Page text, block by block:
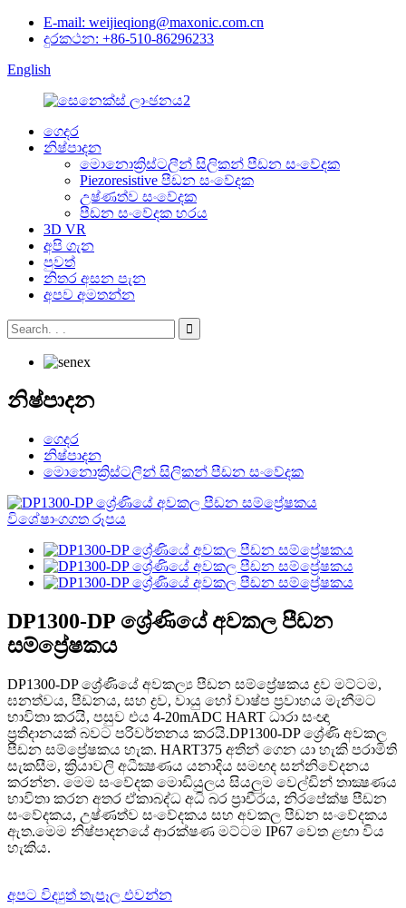
E-mail: weijieqiong@maxonic.com.cn
දුරකථන: +86-510-86296233
English
ගෙදර
නිෂ්පාදන
මොනොක්‍රිස්ටලීන් සිලිකන් පීඩන සංවේදක
Piezoresistive පීඩන සංවේදක
උෂ්ණත්ව සංවේදක
පීඩන සංවේදක හරය
3D VR
අපි ගැන
පුවත්
නිතර අසන පැන
අපව අමතන්න
නිෂ්පාදන
ගෙදර
නිෂ්පාදන
මොනොක්‍රිස්ටලීන් සිලිකන් පීඩන සංවේදක
DP1300-DP ශ්‍රේණියේ අවකල පීඩන
සම්ප්‍රේෂකය
DP1300-DP ශ්‍රේණියේ අවකල්‍ය පීඩන සම්ප්‍රේෂකය ද්‍රව මට්ටම,
ඝනත්වය, පීඩනය, සහ ද්‍රව, වායු හෝ වාෂ්ප ප්‍රවාහය මැනීමට
භාවිතා කරයි, පසුව එය 4-20mADC HART ධාරා සංඥා
ප්‍රතිදානයක් බවට පරිවර්තනය කරයි.DP1300-DP ශ්‍රේණි අවකල
පීඩන සම්ප්‍රේෂකය හැක. HART375 අතින් ගෙන යා හැකි පරාමිති
සැකසීම, ක්‍රියාවලි අධීක්‍ෂණය යනාදිය සමඟද සන්නිවේදනය
කරන්න. මෙම සංවේදක මොඩියුලය සියලුම වෙල්ඩින් තාක්‍ෂණය
භාවිතා කරන අතර ඒකාබද්ධ අධි බර ප්‍රාචීරය, නිරපේක්ෂ පීඩන
සංවේදකය, උෂ්ණත්ව සංවේදකය සහ අවකල පීඩන සංවේදකය
ඇත.මෙම නිෂ්පාදනයේ ආරක්ෂණ මට්ටම IP67 වෙත ළඟා විය
හැකිය.
අපට විද්‍යුත් තැපෑල එවන්න